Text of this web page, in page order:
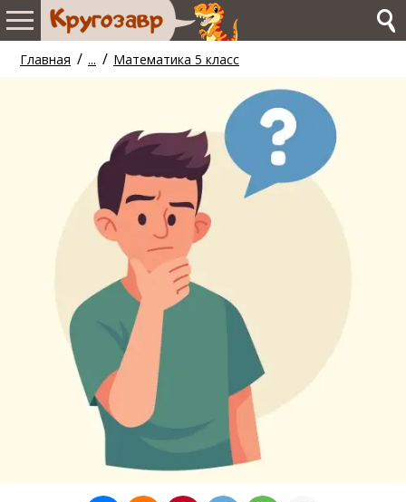
Главная / ... / Математика 5 класс